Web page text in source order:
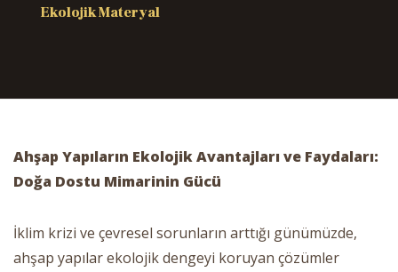
Ekolojik Materyal
Ahşap Yapıların Ekolojik Avantajları ve Faydaları:
Doğa Dostu Mimarinin Gücü
İklim krizi ve çevresel sorunların arttığı günümüzde,
ahşap yapılar ekolojik dengeyi koruyan çözümler